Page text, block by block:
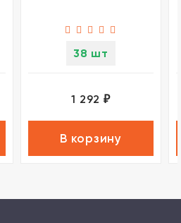
38 шт
1 292 ₽
В корзину